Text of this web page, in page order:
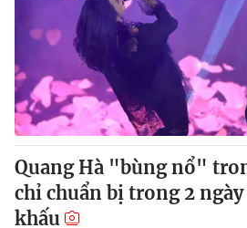
Quang Hà "bùng nổ"
chỉ chuẩn bị trong 2 ngày
khấu